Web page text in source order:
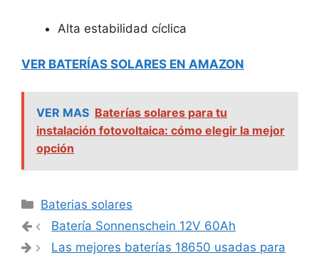
Alta estabilidad cíclica
VER BATERÍAS SOLARES EN AMAZON
VER MAS Baterías solares para tu
instalación fotovoltaica: cómo elegir la mejor
opción
Categorías
Baterias solares
Navegación
de
Batería Sonnenschein 12V 60Ah
Las mejores baterías 18650 usadas para